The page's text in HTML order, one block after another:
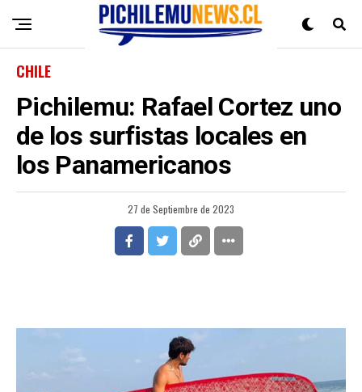
CHILE
Pichilemu: Rafael Cortez uno
de los surfistas locales en
los Panamericanos
27 de Septiembre de 2023